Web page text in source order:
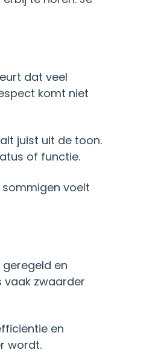
dat veel
komt niet
juist uit de toon.
of functie.
voelt
en
vaak zwaarder
en
wordt.